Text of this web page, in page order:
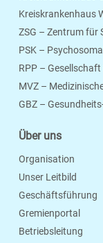
Kreiskrankenhaus
ZSG – Zentrum für
PSK –
RPP –
MVZ –
GBZ –
Über uns
Organisation
Unser Leitbild
Geschäftsführung
Gremienportal
Betriebsleitung